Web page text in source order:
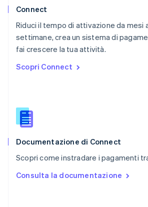
Connect
Riduci il tempo di attivazione da mesi
settimane, crea un sistema di
fai crescere la tua attività.
Scopri Connect
Documentazione di Connect
Scopri come instradare i pagamenti
Consulta la documentazione
RAS di Hong Kong, Cina
Regno Unito
English
Repubblica Ceca
Romania
Slovacchia
English
Slovenia
EnglishItaliano
EspañolEnglish
English Español简体中文